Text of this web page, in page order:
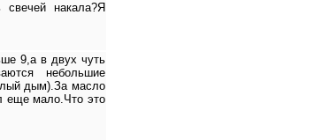
свечей накала?Я
9,а в двух чуть
небольшие
дым).За масло
еще мало.Что это